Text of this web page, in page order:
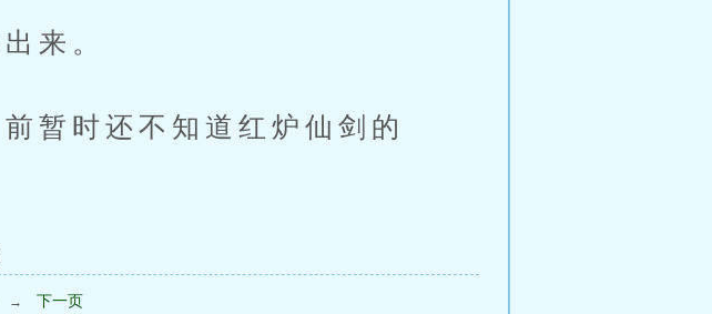
来。
时还不知道红炉仙剑的
→ 下一页